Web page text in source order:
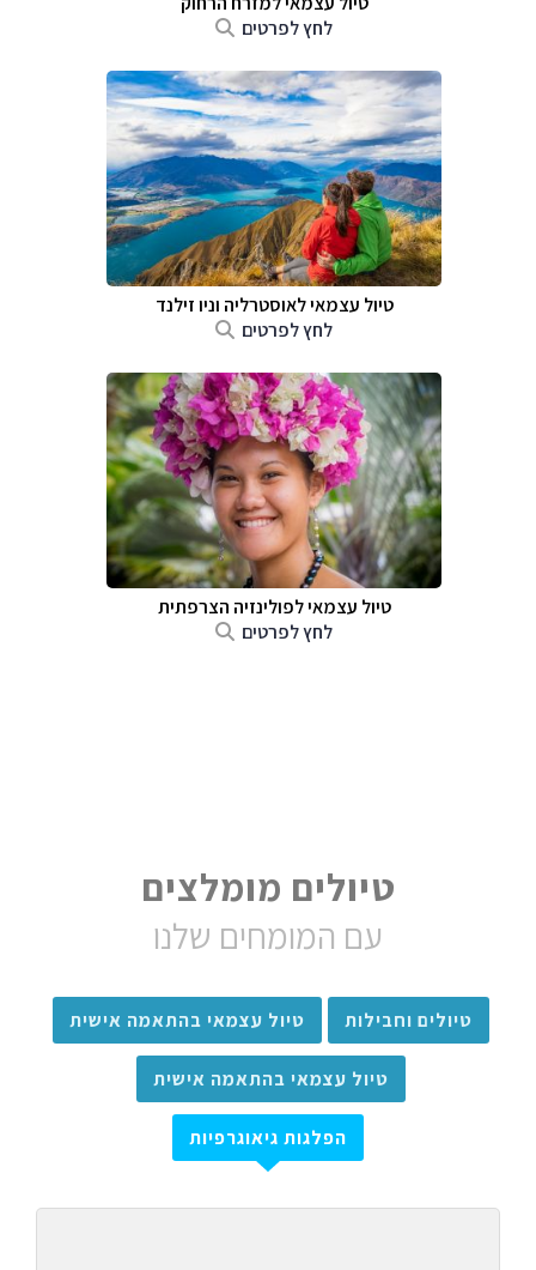
לחץ לפרטים
טיול עצמאי לאוסטרליה וניו זילנד
לחץ לפרטים
טיול עצמאי לפולינזיה הצרפתית
לחץ לפרטים
טיולים מומלצים
עם המומחים שלנו
טיולים וחבילות טיול עצמאי בהתאמה אישית
טיול עצמאי בהתאמה אישית
הפלגות גיאוגרפיות